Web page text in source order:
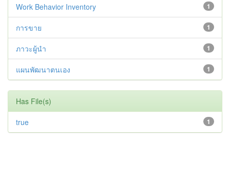
1
Work Behavior Inventory
1
การขาย
1
ภาวะผู้นำ
1
แผนพัฒนาตนเอง
Has File(s)
1
true